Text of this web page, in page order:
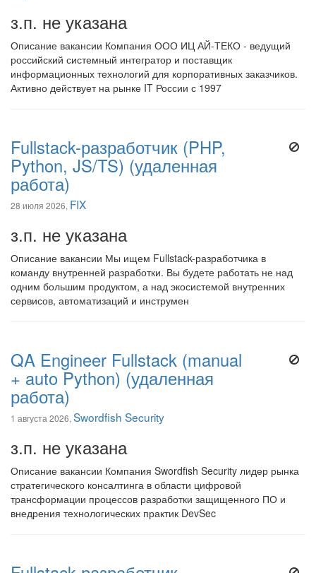
з.п. не указана
Описание вакансии Компания ООО ИЦ АЙ-ТЕКО - ведущий
российский системный интегратор и поставщик
информационных технологий для корпоративных заказчиков.
Активно действует на рынке IT России с 1997
Fullstack-разработчик (PHP,
Python, JS/TS) (удаленная
работа)
28 июля 2026, FIX
з.п. не указана
Описание вакансии Мы ищем Fullstack-разработчика в
команду внутренней разработки. Вы будете работать не над
одним большим продуктом, а над экосистемой внутренних
сервисов, автоматизаций и инструмен
QA Engineer Fullstack (manual
+ auto Python) (удаленная
работа)
1 августа 2026, Swordfish Security
з.п. не указана
Описание вакансии Компания Swordfish Security лидер рынка
стратегического консалтинга в области цифровой
трансформации процессов разработки защищенного ПО и
внедрения технологических практик DevSec